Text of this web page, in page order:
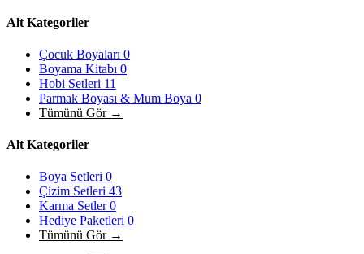
Alt Kategoriler
Çocuk Boyaları 0
Boyama Kitabı 0
Hobi Setleri 11
Parmak Boyası & Mum Boya 0
Tümünü Gör →
Alt Kategoriler
Boya Setleri 0
Çizim Setleri 43
Karma Setler0
Hediye Paketleri 0
Tümünü Gör →